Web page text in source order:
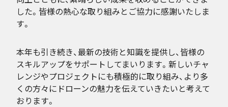
した。皆様の熱心な取り組みとご協力に感謝いたしま
す。
本年も引き続き、最新の技術と知識を提供し、皆様の
スキルアップをサポートしてまいります。新しいチャ
レンジやプロジェクトにも積極的に取り組み、より多
くの方々にドローンの魅力を伝えていきたいと考えて
おります。